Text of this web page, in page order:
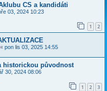
CS a kandidáti
03, 2024 10:23
1 2
« pon lis 03, 2025 14:55
historickou původnost
30, 2024 08:06
1 2 3